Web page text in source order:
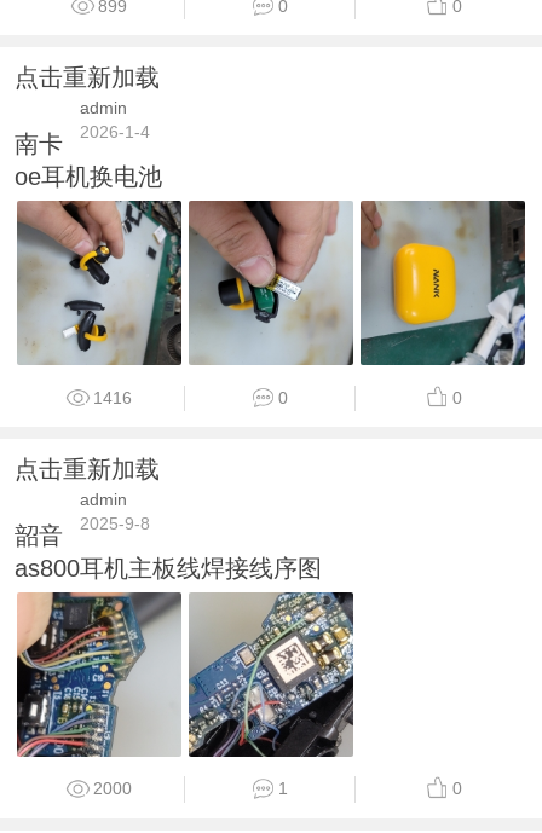
899 0 0
点击重新加载
admin
2026-1-4
南卡
oe耳机换电池
1416 0 0
点击重新加载
admin
2025-9-8
韶音
as800耳机主板线焊接线序图
2000 1 0